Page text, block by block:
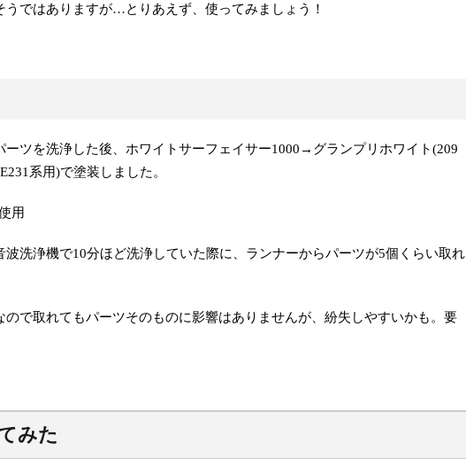
うではありますが…とりあえず、使ってみましょう！
ーツを洗浄した後、ホワイトサーフェイサー1000→グランプリホワイト(209
系用)で塗装しました。
用
波洗浄機で10分ほど洗浄していた際に、ランナーからパーツが5個くらい取れ
ので取れてもパーツそのものに影響はありませんが、紛失しやすいかも。要
みた